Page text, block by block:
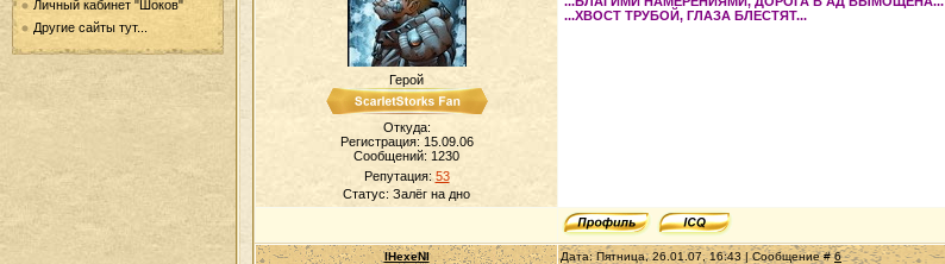
Личный кабинет "Шоков"
Другие сайты тут...
Герой
Откуда:
Регистрация: 15.09.06
Сообщений: 1230
Репутация: 53
Статус: Залёг на дно
...ХВОСТ ТРУБОЙ, ГЛАЗА БЛЕСТЯТ...
IHexeNI Дата: Пятница, 26.01.07, 16:43 | Сообщение #6